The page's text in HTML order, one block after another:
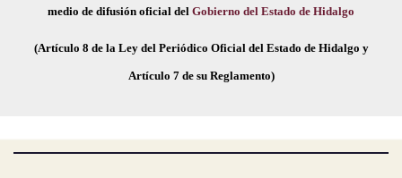
medio de difusión oficial del Gobierno del Estado de Hidalgo
(Artículo 8 de la Ley del Periódico Oficial del Estado de Hidalgo y
Artículo 7 de su Reglamento)